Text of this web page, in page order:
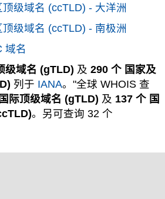
级域名 (ccTLD) - 大洋洲
级域名 (ccTLD) - 南极洲
域名
级域名 (gTLD) 及 290 个 国家及
列于 IANA。"全球 WHOIS 查
际顶级域名 (gTLD) 及 137 个 国
。另可查询 32 个